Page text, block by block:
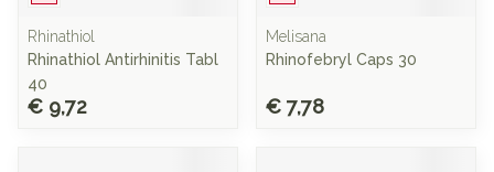
Rhinathiol
Rhinathiol Antirhinitis Tabl
40
€ 9,72
Melisana
Rhinofebryl Caps 30
€ 7,78